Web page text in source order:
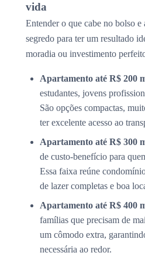
vida
Entender o que cabe no bolso e
segredo para ter um resultado
moradia ou investimento
Apartamento até R$ 200
estudantes, jovens
São opções compactas,
ter excelente acesso ao
Apartamento até R$ 300
de custo-benefício para
Essa faixa reúne
de lazer completas e boa
Apartamento até R$ 400
famílias que precisam de
um cômodo extra,
necessária ao redor.